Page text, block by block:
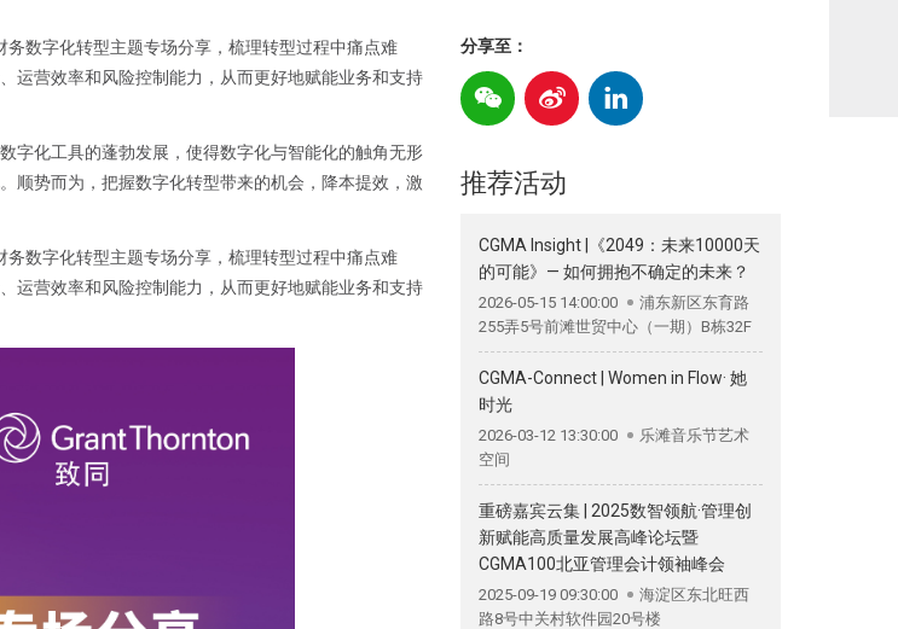
数字化转型主题专场分享，梳理转型过程中痛点难
运营效率和风险控制能力，从而更好地赋能业务和支持
字化工具的蓬勃发展，使得数字化与智能化的触角无形
顺势而为，把握数字化转型带来的机会，降本提效，激
数字化转型主题专场分享，梳理转型过程中痛点难
运营效率和风险控制能力，从而更好地赋能业务和支持
分享至：
推荐活动
CGMA Insight |《2049：未来10000天
的可能》— 如何拥抱不确定的未来？
2026-05-15 14:00:00
浦东新区东育路
255弄5号前滩世贸中心（一期）B栋32F
CGMA-Connect | Women in Flow· 她
时光
2026-03-12 13:30:00
乐滩音乐节艺术
空间
重磅嘉宾云集 | 2025数智领航·管理创
新赋能高质量发展高峰论坛暨
CGMA100北亚管理会计领袖峰会
2025-09-19 09:30:00
海淀区东北旺西
路8号中关村软件园20号楼